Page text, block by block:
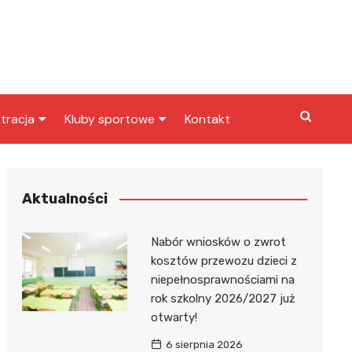
Kluby sportowe
Klub piłkarski
Kontakt
Aktualności
Nabór wniosków o zwrot
kosztów przewozu dzieci z
niepełnosprawnościami na
rok szkolny 2026/2027 już
otwarty!
6 sierpnia 2026